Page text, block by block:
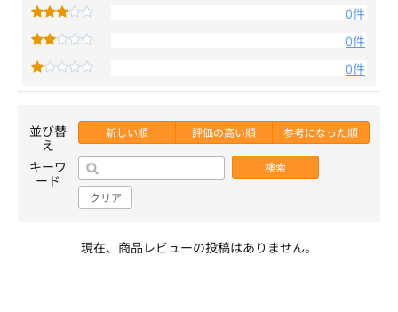
0件
0件
0件
並び替
え
新しい順 評価の高い順 参考になった順
キーワ
ード
検索
クリア
現在、商品レビューの投稿はありません。